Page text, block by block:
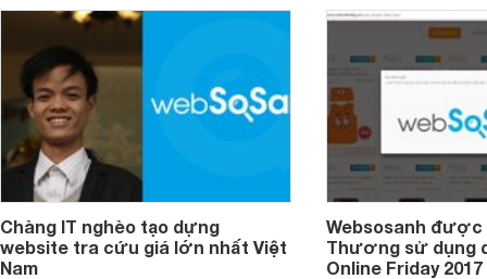
so sánh giá hàng
Chàng IT nghèo tạo dựng
website tra cứu giá lớn nhất Việt
Nam
Websosanh được
Thương sử dụng
Online Friday 2017